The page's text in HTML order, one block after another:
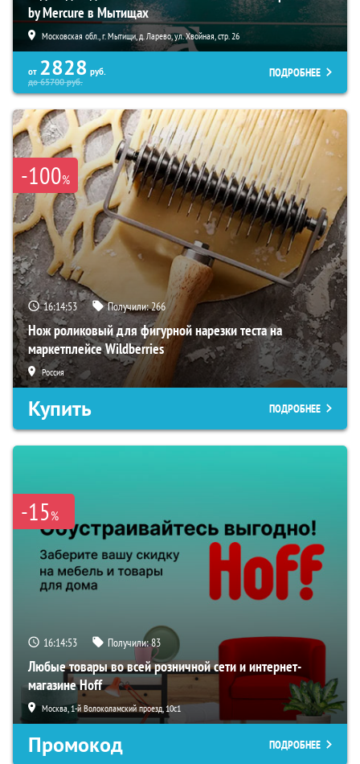
by Mercure в Мытищах
Московская обл., г. Мытищи, д. Ларево, ул. Хвойная, стр. 26
от 2828 руб.
до65700руб.
ПОДРОБНЕЕ
-100%
16:14:52 Получили:266
Нож роликовый для фигурной нарезки теста на
маркетплейсе Wildberries
Россия
Купить ПОДРОБНЕЕ
-15%
16:14:52 Получили:83
Любые товары во всей розничной сети и интернет-
магазине Hoff
Москва, 1-й Волоколамский проезд, 10с1
Промокод ПОДРОБНЕЕ